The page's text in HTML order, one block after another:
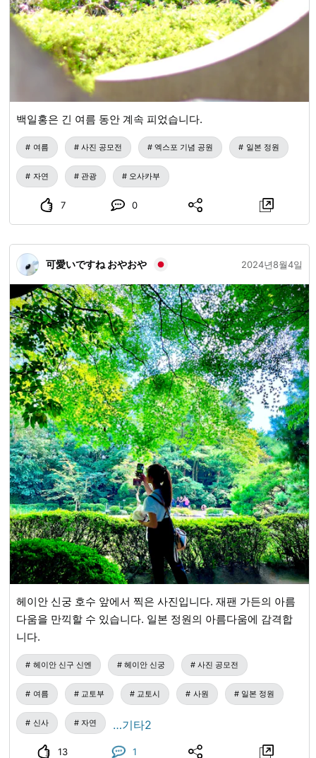
백일홍은 긴 여름 동안 계속 피었습니다.
여름 사진 공모전 엑스포 기념 공원 일본 정원
자연 관광 오사카부
7 0
可愛いですね おやおや 2024년8월4일
헤이안 신궁 호수 앞에서 찍은 사진입니다. 재팬 가든의 아름
다움을 만끽할 수 있습니다. 일본 정원의 아름다움에 감격합
니다.
헤이안 신구 신엔 헤이안 신궁 사진 공모전
여름 교토부 교토시 사원 일본 정원
신사 자연 …기타2
13 1